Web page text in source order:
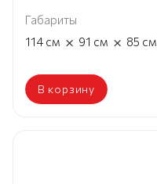
Габариты
114 см × 91 см × 85 см
В корзину